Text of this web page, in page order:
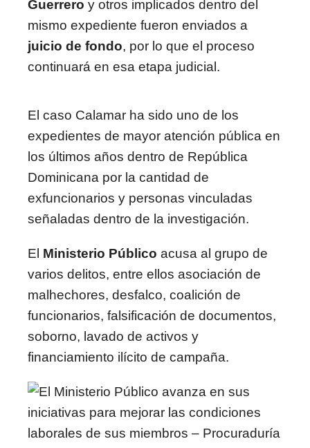
Guerrero y otros implicados dentro del
mismo expediente fueron enviados a
juicio de fondo, por lo que el proceso
continuará en esa etapa judicial.
El caso Calamar ha sido uno de los
expedientes de mayor atención pública en
los últimos años dentro de República
Dominicana por la cantidad de
exfuncionarios y personas vinculadas
señaladas dentro de la investigación.
El Ministerio Público acusa al grupo de
varios delitos, entre ellos asociación de
malhechores, desfalco, coalición de
funcionarios, falsificación de documentos,
soborno, lavado de activos y
financiamiento ilícito de campaña.